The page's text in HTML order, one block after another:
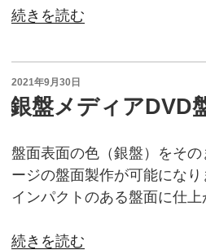
“ダ
ン
グ
と
ピ
の
い”
続きを読む
投
稿
日:
2021年9月30日
銀盤メディアDVD
盤面表面の色（銀盤）をそ
ージの盤面製作が可能にな
インパクトのある盤面に仕
“銀
続きを読む